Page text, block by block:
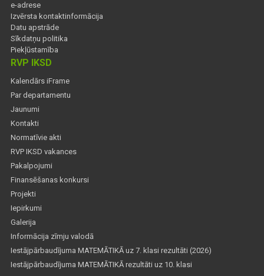
e-adrese
Izvērsta kontaktinformācija
Datu apstrāde
Sīkdatņu politika
Piekļūstamība
RVP IKSD
Kalendārs iFrame
Par departamentu
Jaunumi
Kontakti
Normatīvie akti
RVP IKSD vakances
Pakalpojumi
Finansēšanas konkursi
Projekti
Iepirkumi
Galerija
Informācija zīmju valodā
Iestājpārbaudījuma MATEMĀTIKĀ uz 7. klasi rezultāti (2026)
Iestājpārbaudījuma MATEMĀTIKĀ rezultāti uz 10. klasi